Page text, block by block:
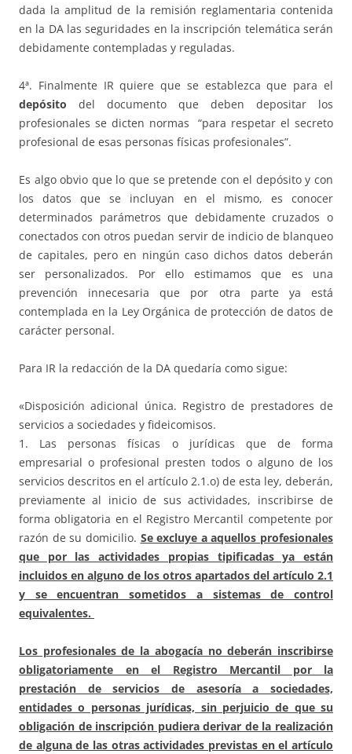
dada la amplitud de la remisión reglamentaria contenida
en la DA las seguridades en la inscripción telemática serán
debidamente contempladas y reguladas.
4ª. Finalmente IR quiere que se establezca que para el
depósito del documento que deben depositar los
profesionales se dicten normas “para respetar el secreto
profesional de esas personas físicas profesionales”.
Es algo obvio que lo que se pretende con el depósito y con
los datos que se incluyan en el mismo, es conocer
determinados parámetros que debidamente cruzados o
conectados con otros puedan servir de indicio de blanqueo
de capitales, pero en ningún caso dichos datos deberán
ser personalizados. Por ello estimamos que es una
prevención innecesaria que por otra parte ya está
contemplada en la Ley Orgánica de protección de datos de
carácter personal.
Para IR la redacción de la DA quedaría como sigue:
«Disposición adicional única. Registro de prestadores de
servicios a sociedades y fideicomisos.
1. Las personas físicas o jurídicas que de forma
empresarial o profesional presten todos o alguno de los
servicios descritos en el artículo 2.1.o) de esta ley, deberán,
previamente al inicio de sus actividades, inscribirse de
forma obligatoria en el Registro Mercantil competente por
razón de su domicilio. Se excluye a aquellos profesionales
que por las actividades propias tipificadas ya están
incluidos en alguno de los otros apartados del artículo 2.1
y se encuentran sometidos a sistemas de control
equivalentes.
Los profesionales de la abogacía no deberán inscribirse
obligatoriamente en el Registro Mercantil por la
prestación de servicios de asesoría a sociedades,
entidades o personas jurídicas, sin perjuicio de que su
obligación de inscripción pudiera derivar de la realización
de alguna de las otras actividades previstas en el artículo